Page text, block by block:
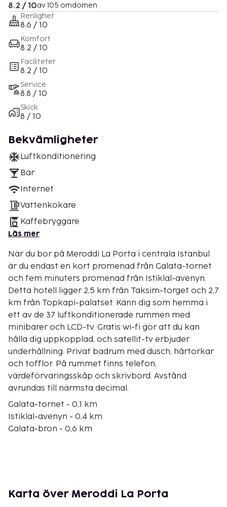
8.2 / 10av 105 omdömen
Renlighet
8.6 / 10
Komfort
8.2 / 10
Faciliteter
8.2 / 10
Service
8.8 / 10
Skick
8 / 10
Bekvämligheter
Luftkonditionering
Bar
Internet
Vattenkokare
Kaffebryggare
Läs mer
När du bor på Meroddi La Porta i centrala Istanbul
är du endast en kort promenad från Galata-tornet
och fem minuters promenad från Istiklal-avenyn.
Detta hotell ligger 2,5 km från Taksim-torget och 2,7
km från Topkapi-palatset. Känn dig som hemma i
ett av de 37 luftkonditionerade rummen med
minibarer och LCD-tv. Gratis wi-fi gör att du kan
hålla dig uppkopplad, och satellit-tv erbjuder
underhållning. Privat badrum med dusch, hårtorkar
och tofflor. På rummet finns telefon,
värdeförvaringsskåp och skrivbord. Avstånd
avrundas till närmsta decimal.
Galata-tornet - 0,1 km
Istiklal-avenyn - 0,4 km
Galata-bron - 0,6 km
Karakoys pir - 0,8 km
Karta över Meroddi La Porta